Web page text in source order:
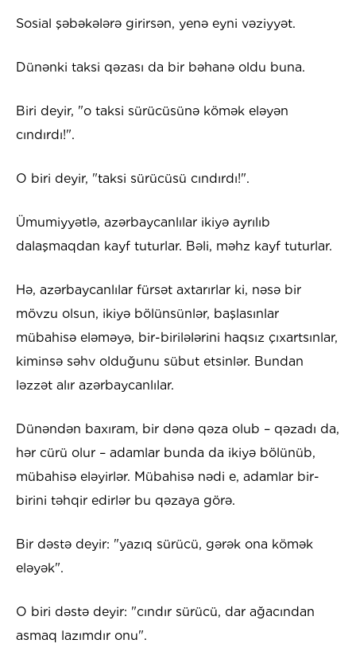
Sosial şəbəkələrə girirsən, yenə eyni vəziyyət.
Dünənki taksi qəzası da bir bəhanə oldu buna.
Biri deyir, "o taksi sürücüsünə kömək eləyən
cındırdı!".
O biri deyir, "taksi sürücüsü cındırdı!".
Ümumiyyətlə, azərbaycanlılar ikiyə ayrılıb
dalaşmaqdan kayf tuturlar. Bəli, məhz kayf tuturlar.
Hə, azərbaycanlılar fürsət axtarırlar ki, nəsə bir
mövzu olsun, ikiyə bölünsünlər, başlasınlar
mübahisə eləməyə, bir-birilələrini haqsız çıxartsınlar,
kiminsə səhv olduğunu sübut etsinlər. Bundan
ləzzət alır azərbaycanlılar.
Dünəndən baxıram, bir dənə qəza olub – qəzadı da,
hər cürü olur – adamlar bunda da ikiyə bölünüb,
mübahisə eləyirlər. Mübahisə nədi e, adamlar bir-
birini təhqir edirlər bu qəzaya görə.
Bir dəstə deyir: "yazıq sürücü, gərək ona kömək
eləyək".
O biri dəstə deyir: "cındır sürücü, dar ağacından
asmaq lazımdır onu".